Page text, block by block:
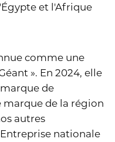
et l'Afrique
comme une
». En 2024, elle
de
marque de la région
autres
nationale